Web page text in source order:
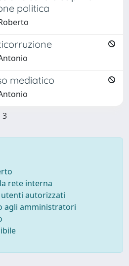
politica
mediatico
3
rete interna
autorizzati
agli amministratori